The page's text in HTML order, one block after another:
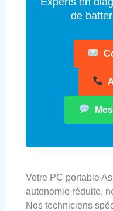
de
Votre PC portable
autonomie réduite,
Nos techniciens